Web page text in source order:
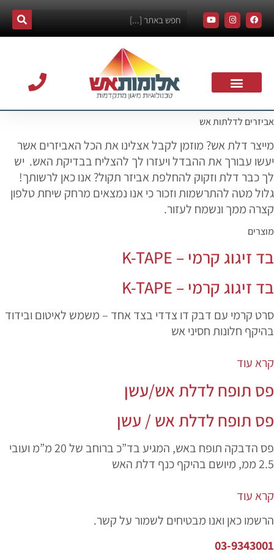
אביזרים לדלתות אש
מייצר דלת אש? מוזמן לקבל אצלינו את הכל האביזרים אשר
יעשו עבורך את ההבדל ויעזרו לך להצליח בבדיקת האש. יש
לך כבר דלת וזקוק להחלפת אביזר תקול? אנו כאן לרשותך!
גלול מטה להתרשמות וזכור כי אנו נמצאים מרחק שיחת טלפון
קצרה ממך ונשמח לעזור.
מוצרים
בד זיגוג קרמי – K-TAPE
בד זיגוג קרמי – K-TAPE
סרט קרמי עם דבק דו צדדי בצד אחד – משמש לאיטום ובידוד
בהיקף חלונות חסיני אש
קרא עוד
פס תופח לדלת אש/עשן
פס תופח לדלת אש / עשן
פס הדבקה תופח באש, המגיע בד”כ ברוחב של 20 מ”מ ועובי
2.5 ממ, מיושם בהיקף כנף דלת האש
קרא עוד
הרשמו כאן ואנו מבטיחים לשמור על קשר.
03-9343001